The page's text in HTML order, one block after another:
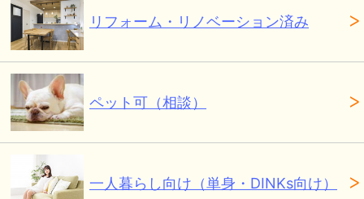
リフォーム・リノベーション済み
ペット可（相談）
一人暮らし向け（単身・DINKs向け）